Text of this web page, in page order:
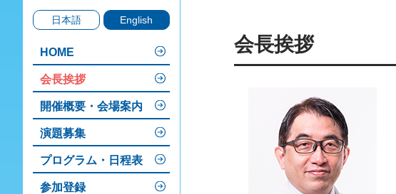
日本語 English
HOME
会長挨拶
開催概要・会場案内
演題募集
プログラム・日程表
参加登録
会長挨拶